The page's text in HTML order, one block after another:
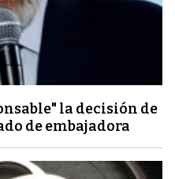
la decisión de
de embajadora